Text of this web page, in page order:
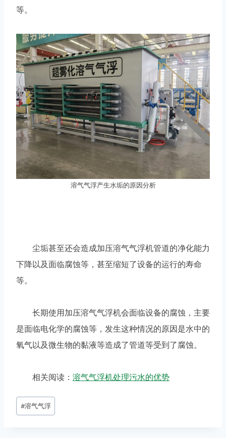
等。
溶气气浮产生水垢的原因分析
尘垢甚至还会造成加压溶气气浮机管道的净化能力
下降以及面临腐蚀等，甚至缩短了设备的运行的寿命
等。
长期使用加压溶气气浮机会面临设备的腐蚀，主要
是面临电化学的腐蚀等，发生这种情况的原因是水中的
氧气以及微生物的黏液等造成了管道等受到了腐蚀。
相关阅读： 溶气气浮机处理污水的优势
文
章
#溶气气浮